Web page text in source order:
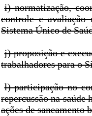
i) normatização,
controle e avaliação
Sistema Único de
j) proposição e
trabalhadores para o
l) participação no
repercussão na
ações de saneamento